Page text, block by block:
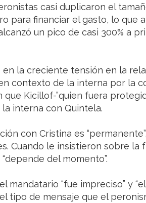
casi duplicaron el
para financiar el gasto, lo que
un pico de casi 300% a
la creciente tensión en la
contexto de la interna por la
que Kicillof-”quien fuera
interna con Quintela.
con Cristina es
Cuando le insistieron sobre la
del momento”.
mandatario “fue impreciso” y
tipo de mensaje que el